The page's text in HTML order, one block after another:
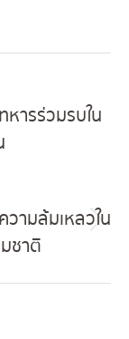
ารร่วมรบใน
ามล้มเหลวใน
ชาติ